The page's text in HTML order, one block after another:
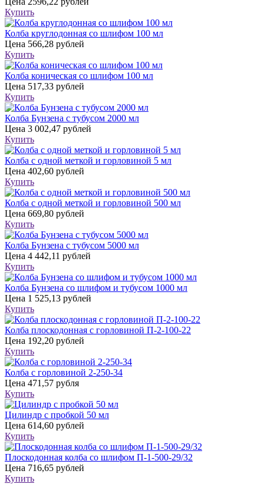
Купить
Колба круглодонная со шлифом 100 мл
Цена 566,28 рублей
Купить
Колба коническая со шлифом 100 мл
Цена 517,33 рублей
Купить
Колба Бунзена с тубусом 2000 мл
Цена 3 002,47 рублей
Купить
Колба с одной меткой и горловиной 5 мл
Цена 402,60 рублей
Купить
Колба с одной меткой и горловиной 500 мл
Цена 669,80 рублей
Купить
Колба Бунзена с тубусом 5000 мл
Цена 4 442,11 рублей
Купить
Колба Бунзена со шлифом и тубусом 1000 мл
Цена 1 525,13 рублей
Купить
Колба плоскодонная с горловиной П-2-100-22
Цена 192,20 рублей
Купить
Колба с горловиной 2-250-34
Цена 471,57 рубля
Купить
Цилиндр с пробкой 50 мл
Цена 614,60 рублей
Купить
Плоскодонная колба со шлифом П-1-500-29/32
Цена 716,65 рублей
Купить